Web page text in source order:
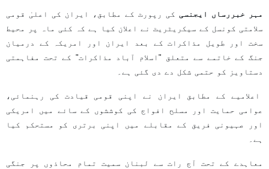
مہر خبررساں ایجنسی کی رپورٹ کے مطابق، ایران کی اعلیٰ قومی
سلامتی کونسل کے سیکریٹریٹ نے اعلان کیا ہے کہ کئی ماہ پر محیط
سخت اور طویل مذاکرات کے بعد ایران اور امریکہ کے درمیان
جنگ کے خاتمے سے متعلق "اسلام آباد مذاکرات" کے تحت مفاہمتی
دستاویز کو حتمی شکل دے دی گئی ہے۔
اعلامیے کے مطابق ایران نے اپنی قومی قیادت کی رہنمائی،
عوامی حمایت اور مسلح افواج کی کوششوں کے سائے میں امریکی
اور صہیونی فریق کے مقابلے میں اپنی برتری کو مستحکم کیا
ہے۔
معاہدے کے تحت آج رات سے لبنان سمیت تمام محاذوں پر جنگی